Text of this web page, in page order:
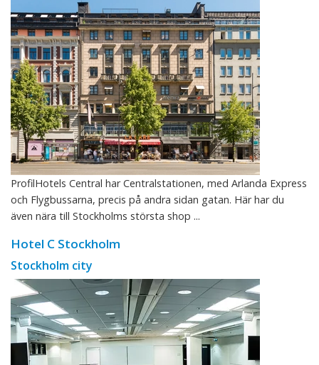
ProfilHotels Central har Centralstationen, med Arlanda Express
och Flygbussarna, precis på andra sidan gatan. Här har du
även nära till Stockholms största shop ...
Hotel C Stockholm
Stockholm city